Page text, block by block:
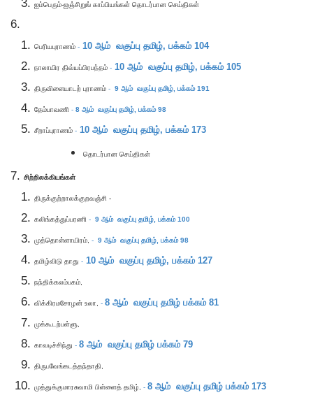
ஐம்பெரும்-ஐஞ்சிறுங் காப்பியங்கள் தொடர்பான செய்திகள்
பெரியபுராணம் -10 ஆம் வகுப்பு தமிழ், பக்கம் 104
நாலாயிர திவ்யப்பிரபந்தம் -10 ஆம் வகுப்பு தமிழ், பக்கம் 105
திருவிளையாடற் புராணம் - 9 ஆம் வகுப்பு தமிழ், பக்கம் 191
தேம்பாவணி - 8 ஆம் வகுப்பு தமிழ், பக்கம் 98
சீறாப்புராணம் -10 ஆம் வகுப்பு தமிழ், பக்கம் 173
தொடர்பான செய்திகள்
சிற்றிலக்கியங்கள்
திருக்குற்றாலக்குறவஞ்சி -
கலிங்கத்துப்பரணி - 9 ஆம் வகுப்பு தமிழ், பக்கம் 100
முத்தொள்ளாயிரம், - 9 ஆம் வகுப்பு தமிழ், பக்கம் 98
தமிழ்விடு தாது -10 ஆம் வகுப்பு தமிழ், பக்கம் 127
நந்திக்கலம்பகம்,
விக்கிரமசோழன் உலா, - 8 ஆம் வகுப்பு தமிழ் பக்கம் 81
முக்கூடற்பள்ளு,
காவடிச்சிந்து - 8 ஆம் வகுப்பு தமிழ் பக்கம் 79
திருபவேங்கடத்தந்தாதி,
முத்துக்குமாரசுவாமி பிள்ளைத் தமிழ், - 8 ஆம் வகுப்பு தமிழ் பக்கம் 173